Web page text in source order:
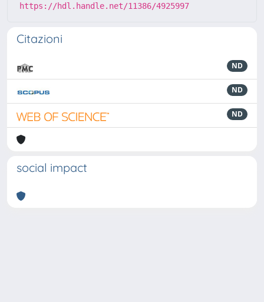
https://hdl.handle.net/11386/4925997
Citazioni
ND
ND
ND
social impact